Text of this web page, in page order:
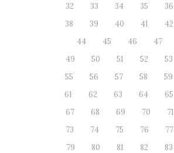
32 33 34 35 36
38
39 40 41 42
44
45 46 47
49
50 51 52 53
55
56 57 58 59
61
62 63 64 65
67
68 69 70 71
73
74 75 76 77
79
80 81 82 83